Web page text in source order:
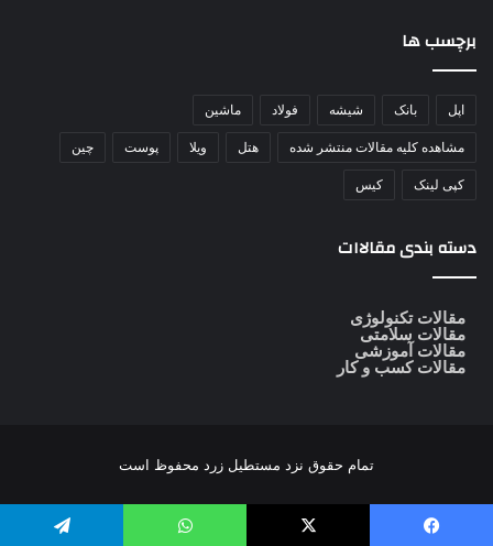
برچسب ها
اپل بانک شیشه فولاد ماشین
مشاهده کلیه مقالات منتشر شده هتل ویلا پوست چین
کپی لینک کیس
دسته بندی مقالاات
مقالات تکنولوژی
مقالات سلامتی
مقالات آموزشی
مقالات کسب و کار
تمام حقوق نزد مستطیل زرد محفوظ است